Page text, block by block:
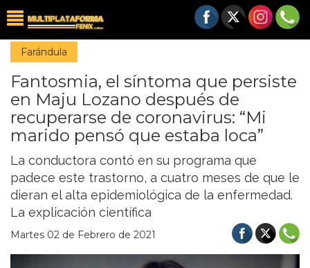
Farándula
Fantosmia, el síntoma que persiste
en Maju Lozano después de
recuperarse de coronavirus: “Mi
marido pensó que estaba loca”
La conductora contó en su programa que
padece este trastorno, a cuatro meses de que le
dieran el alta epidemiológica de la enfermedad.
La explicación científica
Martes 02 de Febrero de 2021